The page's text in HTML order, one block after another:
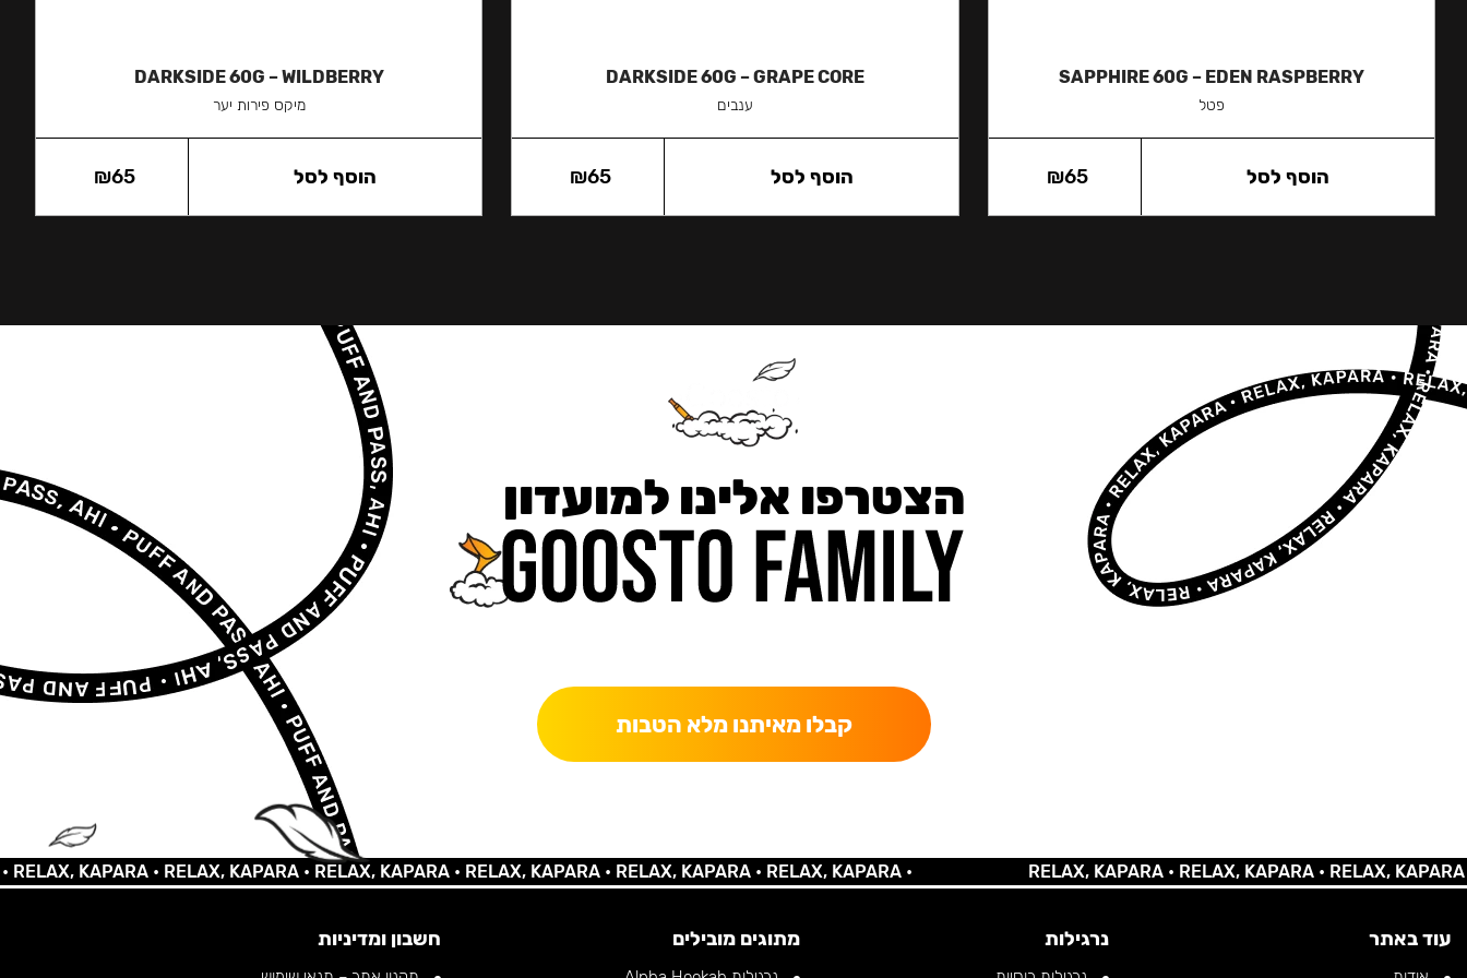
SAPPHIRE 60G – EDEN RASPBERRY
פטל
₪65 הוסף לסל
DARKSIDE 60G – GRAPE CORE
ענבים
₪65 הוסף לסל
DARKSIDE 60G – WILDBERRY
מיקס פירות יער
₪65 הוסף לסל
הצטרפו אלינו למועדון
קבלו מאיתנו מלא הטבות
KAPARA •RELAX, KAPARA •RELAX, KAPARA •RELAX, KAPARA •RELAX, KAPARA •RELAX, KAPARA • RELAX, KAPARA •RELAX, KAPARA •RELAX, KAPARA •
עוד באתר נרגילות מתוגים מובילים חשבון ומדיניות